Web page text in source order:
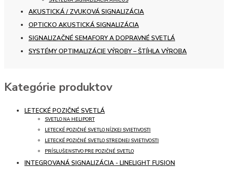
AKUSTICKÁ / ZVUKOVÁ SIGNALIZÁCIA
OPTICKO AKUSTICKÁ SIGNALIZÁCIA
SIGNALIZAČNÉ SEMAFORY A DOPRAVNÉ SVETLÁ
SYSTÉMY OPTIMALIZÁCIE VÝROBY – ŠTÍHLA VÝROBA
Kategórie produktov
LETECKÉ POZIČNÉ SVETLÁ
SVETLO NA HELIPORT
LETECKÉ POZIČNÉ SVETLO NÍZKEJ SVIETIVOSTI
LETECKÉ POZIČNÉ SVETLO STREDNEJ SVIETIVOSTI
PRÍSLUŠENSTVO PRE POZIČNÉ SVETLO
INTEGROVANÁ SIGNALIZÁCIA - LINELIGHT FUSION